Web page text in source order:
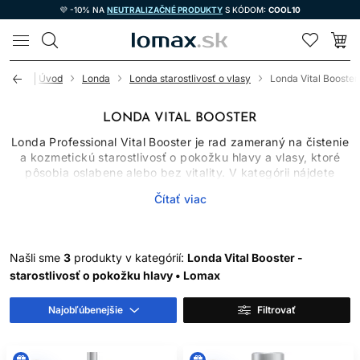
💜 -10% NA NEUTRALIZAČNÉ PRODUKTY S KÓDOM: COOL10
LOMAX
Úvod Londa Londa starostlivosť o vlasy Londa Vital Booster
LONDA VITAL BOOSTER
Londa Professional Vital Booster je rad zameraný na čistenie
a kozmetickú starostlivosť o pokožku hlavy a vlasy, ktoré
pôsobia oslabene alebo bez vitality. V kategórii nájdete
sérum na oživenie vlasov v jednotlivých dávkach. Produkty
Kozmetický šampón ani sérum neliečia hormonálne,
genetické, autoimunitné alebo výživové príčiny vypadávania
vlasov. Môžu pomôcť udržiavať pokožku čistú, vytvoriť
príjemný pocit sviežosti a zlepšiť vzhľad vlasov. Pri náhlom
alebo výraznom rednutí je potrebná odborná diagnostika.
PRE KOHO JE VITAL
Čítať viac
Našli sme 3 produkty v kategórií: Londa Vital Booster -
starostlivosť o pokožku hlavy • Lomax
Najobľúbenejšie Filtrovať